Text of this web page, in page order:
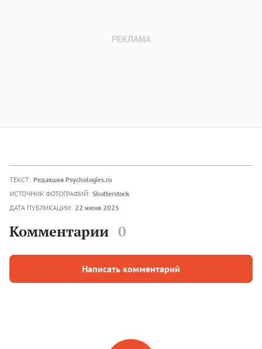
ТЕКСТ: Редакция Psychologies.ru
ИСТОЧНИК ФОТОГРАФИЙ: Shutterstock
ДАТА ПУБЛИКАЦИИ: 22 июня 2025
Комментарии 0
Написать комментарий